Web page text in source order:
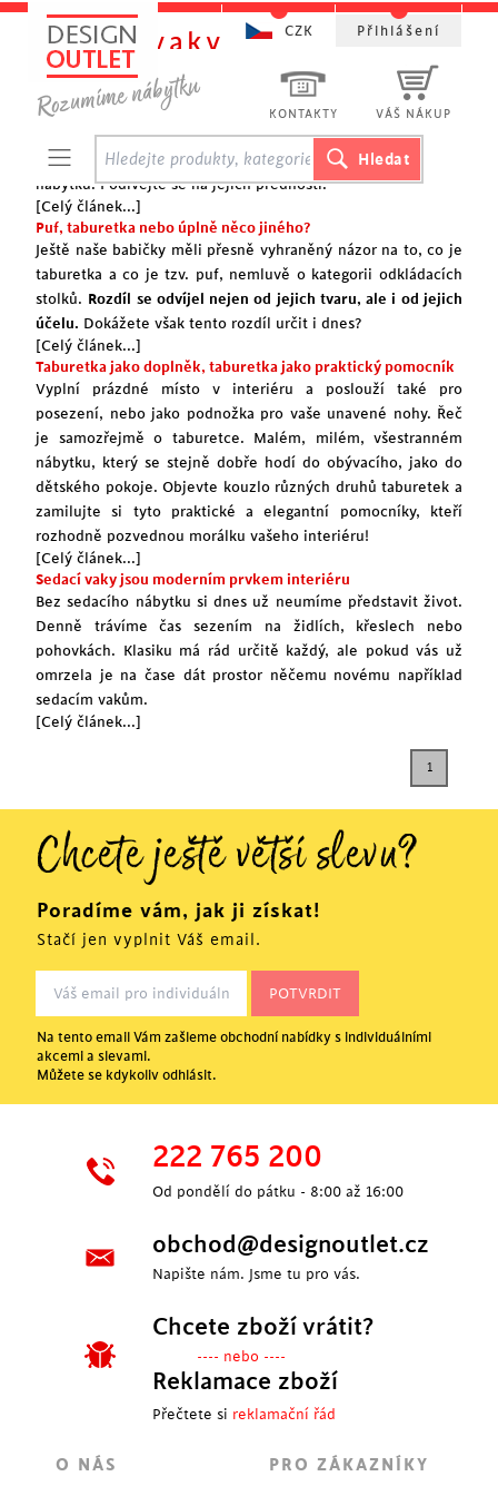
Sedací vaky
5 výhod sedacích vaků oproti běžnému sedacímu nábytku
Zařizujete právě svůj interiér? Hledáte zajímavý kousek,
který vám vylepší bydlení? Sedací pytle vám se vším
pomůžou. Nabízí plnohodnotnou alternativu sedacího
nábytku. Podívejte se na jejich přednosti.
[Celý článek...]
Puf, taburetka nebo úplně něco jiného?
Ještě naše babičky měli přesně vyhraněný názor na to, co je
taburetka a co je tzv. puf, nemluvě o kategorii odkládacích
stolků. Rozdíl se odvíjel nejen od jejich tvaru, ale i od jejich
účelu. Dokážete však tento rozdíl určit i dnes?
[Celý článek...]
Taburetka jako doplněk, taburetka jako praktický pomocník
Vyplní prázdné místo v interiéru a poslouží také pro
posezení, nebo jako podnožka pro vaše unavené nohy. Řeč
je samozřejmě o taburetce. Malém, milém, všestranném
nábytku, který se stejně dobře hodí do obývacího, jako do
dětského pokoje. Objevte kouzlo různých druhů taburetek a
zamilujte si tyto praktické a elegantní pomocníky, kteří
rozhodně pozvednou morálku vašeho interiéru!
[Celý článek...]
Sedací vaky jsou moderním prvkem interiéru
Bez sedacího nábytku si dnes už neumíme představit život.
Denně trávíme čas sezením na židlích, křeslech nebo
pohovkách. Klasiku má rád určitě každý, ale pokud vás už
omrzela je na čase dát prostor něčemu novému například
sedacím vakům.
[Celý článek...]
1
KONTAKTY VÁŠ NÁKUP
CZK Přihlášení
Chcete ještě větší slevu?
Poradíme vám, jak ji získat!
Stačí jen vyplnit Váš email.
Na tento email Vám zašleme obchodní nabídky s individuálními
akcemi a slevami.
Můžete se kdykoliv odhlásit.
222 765 200
Od pondělí do pátku - 8:00 až 16:00
obchod@designoutlet.cz
Napište nám. Jsme tu pro vás.
Chcete zboží vrátit?
---- nebo ----
Reklamace zboží
Přečtete si reklamační řád
O NÁS PRO ZÁKAZNÍKY